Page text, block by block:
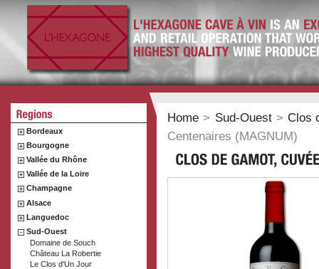
Bordeaux
Bourgogne
Vallée du Rhône
Vallée de la Loire
Champagne
Alsace
Languedoc
Sud-Ouest
Domaine de Souch
Château La Robertie
Le Clos d'Un Jour
Home > Sud-Ouest > Clos
Centenaires (MAGNUM)